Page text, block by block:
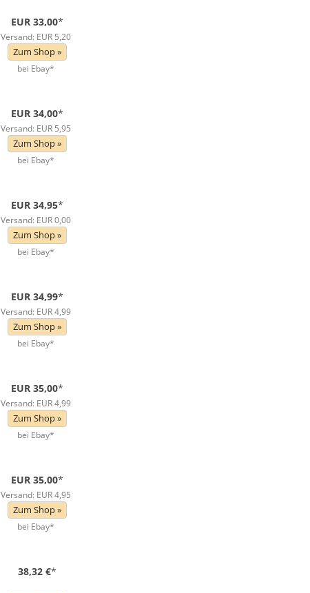
EUR 33,00*
Versand: EUR 5,20
Zum Shop »
bei Ebay*
EUR 34,00*
Versand: EUR 5,95
Zum Shop »
bei Ebay*
EUR 34,95*
Versand: EUR 0,00
Zum Shop »
bei Ebay*
EUR 34,99*
Versand: EUR 4,99
Zum Shop »
bei Ebay*
EUR 35,00*
Versand: EUR 4,99
Zum Shop »
bei Ebay*
EUR 35,00*
Versand: EUR 4,95
Zum Shop »
bei Ebay*
38,32 €*